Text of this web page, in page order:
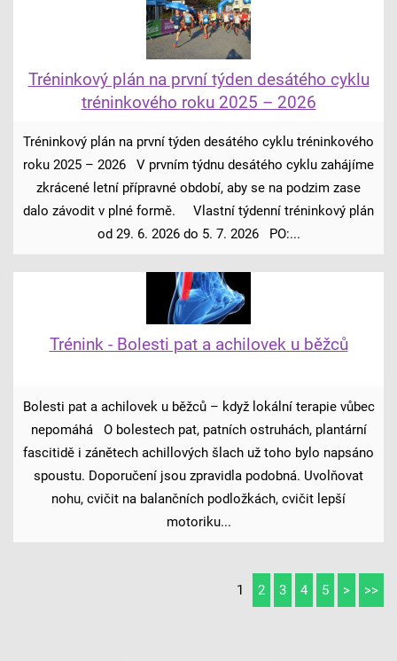
Tréninkový plán na první týden desátého cyklu
tréninkového roku 2025 – 2026
Tréninkový plán na první týden desátého cyklu tréninkového
roku 2025 – 2026 V prvním týdnu desátého cyklu zahájíme
zkrácené letní přípravné období, aby se na podzim zase
dalo závodit v plné formě. Vlastní týdenní tréninkový plán
od 29. 6. 2026 do 5. 7. 2026 PO:...
Trénink - Bolesti pat a achilovek u běžců
Bolesti pat a achilovek u běžců – když lokální terapie vůbec
nepomáhá O bolestech pat, patních ostruhách, plantární
fascitidě i zánětech achillových šlach už toho bylo napsáno
spoustu. Doporučení jsou zpravidla podobná. Uvolňovat
nohu, cvičit na balančních podložkách, cvičit lepší
motoriku...
1 2 3 4 5 > >>